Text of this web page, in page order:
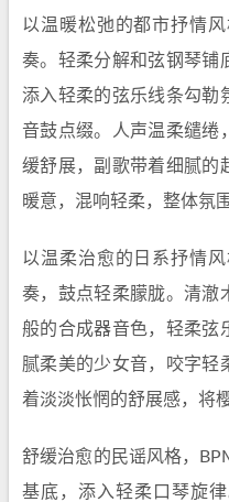
以温暖松弛的都市抒情
奏。轻柔分解和弦钢琴铺
添入轻柔的弦乐线条勾勒
音鼓点缀。人声温柔缱绻
缓舒展，副歌带着细腻的
暖意，混响轻柔，整体氛
以温柔治愈的日系抒情
奏，鼓点轻柔朦胧。清澈
般的合成器音色，轻柔弦
腻柔美的少女音，咬字轻
着淡淡怅惘的舒展感，将
舒缓治愈的民谣风格，
基底，添入轻柔口琴旋